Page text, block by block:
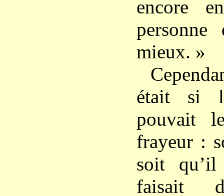
encore
mieux. »
était si
pouvait
frayeur :
soit
faisait